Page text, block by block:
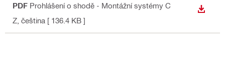
PDF Prohlášení o shodě - Montážní systémy C
Z , čeština [ 136.4 KB ]